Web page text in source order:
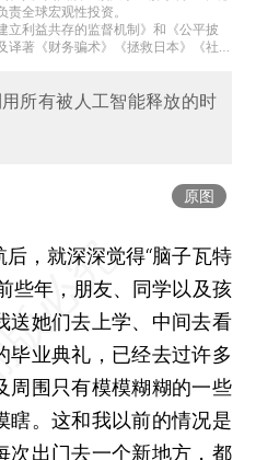
责全球宏观性投资。
立利益共存的监督机制》和《公平披
译著《财务骗术》《拯救日本》《社
所有被人工智能释放的时
原图
，就深深觉得“脑子瓦特
年，朋友、同学以及孩
送她们去上学、中间去看
毕业典礼，已经去过许多
周围只有模模糊糊的一些
瞎。这和我以前的情况是
次出门去一个新地方，都